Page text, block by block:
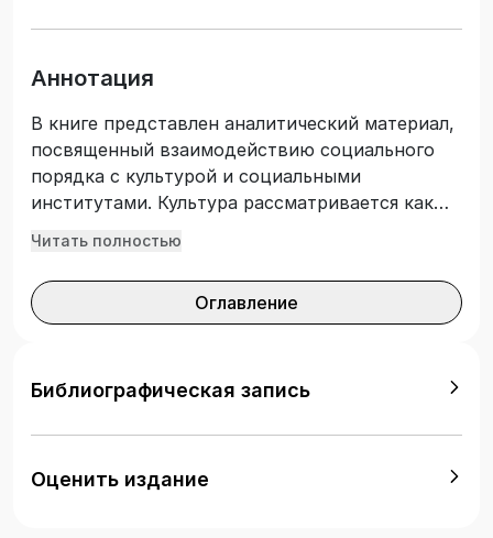
Аннотация
В книге представлен аналитический материал,
посвященный взаимодействию социального
порядка с культурой и социальными
институтами. Культура рассматривается как
совокупность эталонов, критериев и
социально одобряемого поведения и
эффективной деятельности. Именно культура
потому, что включает в свой состав три
нормативно-регулятивную сферу. Социальные
институты понимаются как типовые единицы
организации социальной жизни людей,
Читать полностью
Оглавление
Библиографическая запись
Оценить издание